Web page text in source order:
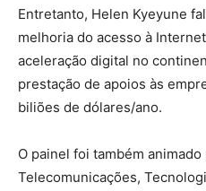
Entretanto, Helen Kyeyune
melhoria do acesso à
aceleração digital no
prestação de apoios às
biliões de dólares/ano.
O painel foi também
Telecomunicações,